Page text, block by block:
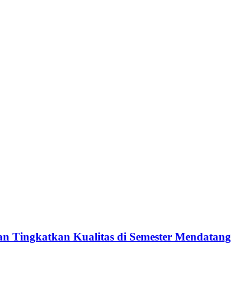
Tingkatkan Kualitas di Semester Mendatang